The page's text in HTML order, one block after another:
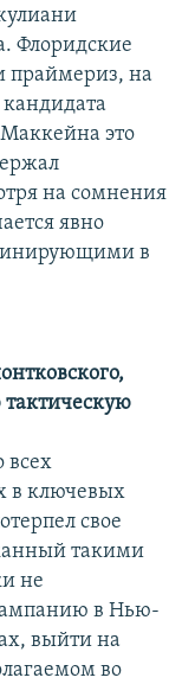
Флоридские
праймериз, на
кандидата
это
на сомнения
явно
в
всех
в ключевых
свое
такими
не
в Нью-
выйти на
во